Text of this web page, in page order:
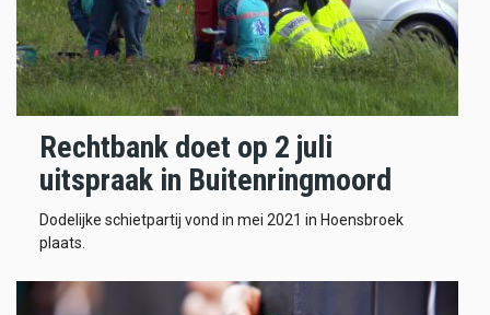
Rechtbank doet op 2 juli
uitspraak in Buitenringmoord
Dodelijke schietpartij vond in mei 2021 in Hoensbroek
plaats.